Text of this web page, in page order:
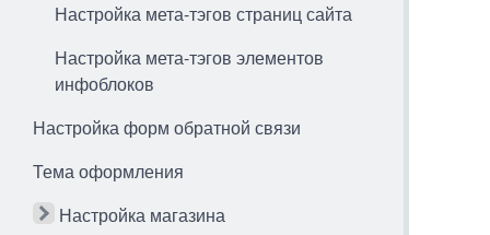
Настройка мета-тэгов страниц сайта
Настройка мета-тэгов элементов
инфоблоков
Настройка форм обратной связи
Тема оформления
Настройка магазина